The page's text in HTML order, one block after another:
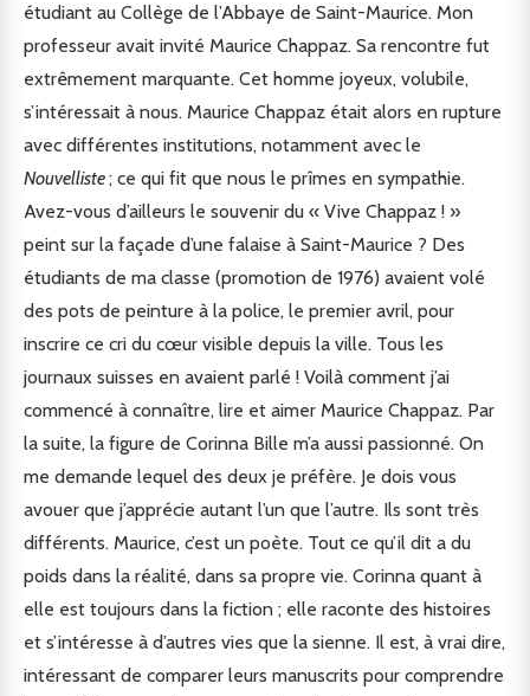
étudiant au Collège de l’Abbaye de Saint-Maurice. Mon
professeur avait invité Maurice Chappaz. Sa rencontre fut
extrêmement marquante. Cet homme joyeux, volubile,
s’intéressait à nous. Maurice Chappaz était alors en rupture
avec différentes institutions, notamment avec le
Nouvelliste; ce qui fit que nous le prîmes en sympathie.
Avez-vous d’ailleurs le souvenir du « Vive Chappaz ! »
peint sur la façade d’une falaise à Saint-Maurice ? Des
étudiants de ma classe (promotion de 1976) avaient volé
des pots de peinture à la police, le premier avril, pour
inscrire ce cri du cœur visible depuis la ville. Tous les
journaux suisses en avaient parlé ! Voilà comment j’ai
commencé à connaître, lire et aimer Maurice Chappaz. Par
la suite, la figure de Corinna Bille m’a aussi passionné. On
me demande lequel des deux je préfère. Je dois vous
avouer que j’apprécie autant l’un que l’autre. Ils sont très
différents. Maurice, c’est un poète. Tout ce qu’il dit a du
poids dans la réalité, dans sa propre vie. Corinna quant à
elle est toujours dans la fiction ; elle raconte des histoires
et s’intéresse à d’autres vies que la sienne. Il est, à vrai dire,
intéressant de comparer leurs manuscrits pour comprendre